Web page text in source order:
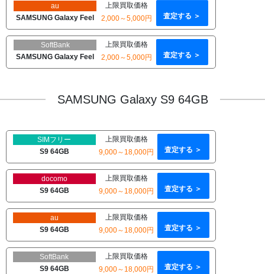
au
SAMSUNG Galaxy Feel
上限買取価格
2,000～5,000円
査定する ＞
SoftBank
SAMSUNG Galaxy Feel
上限買取価格
2,000～5,000円
査定する ＞
SAMSUNG Galaxy S9 64GB
SIMフリー
S9 64GB
上限買取価格
9,000～18,000円
査定する ＞
docomo
S9 64GB
上限買取価格
9,000～18,000円
査定する ＞
au
S9 64GB
上限買取価格
9,000～18,000円
査定する ＞
SoftBank
S9 64GB
上限買取価格
9,000～18,000円
査定する ＞